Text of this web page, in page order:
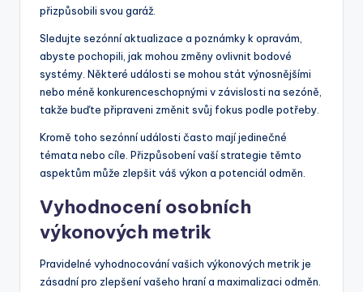
přizpůsobili svou garáž.
Sledujte sezónní aktualizace a poznámky k opravám,
abyste pochopili, jak mohou změny ovlivnit bodové
systémy. Některé události se mohou stát výnosnějšími
nebo méně konkurenceschopnými v závislosti na sezóně,
takže buďte připraveni změnit svůj fokus podle potřeby.
Kromě toho sezónní události často mají jedinečné
témata nebo cíle. Přizpůsobení vaší strategie těmto
aspektům může zlepšit váš výkon a potenciál odměn.
Vyhodnocení osobních
výkonových metrik
Pravidelné vyhodnocování vašich výkonových metrik je
zásadní pro zlepšení vašeho hraní a maximalizaci odměn.